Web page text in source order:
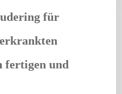
für
fertigen und